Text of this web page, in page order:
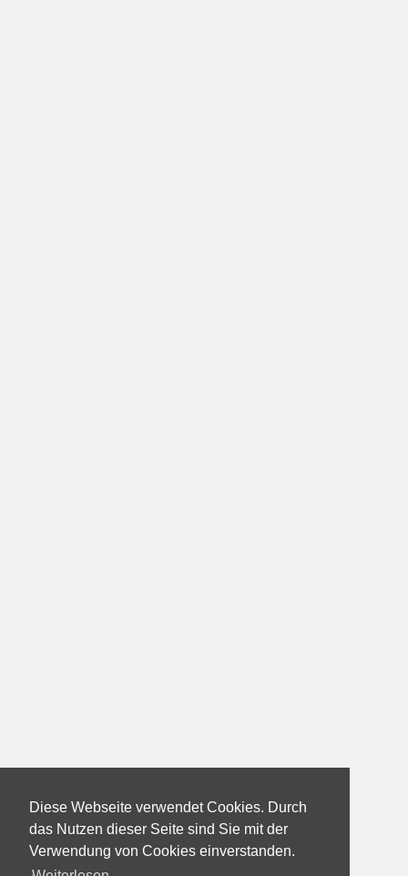
Diese Webseite verwendet Cookies. Durch
das Nutzen dieser Seite sind Sie mit der
Verwendung von Cookies einverstanden.